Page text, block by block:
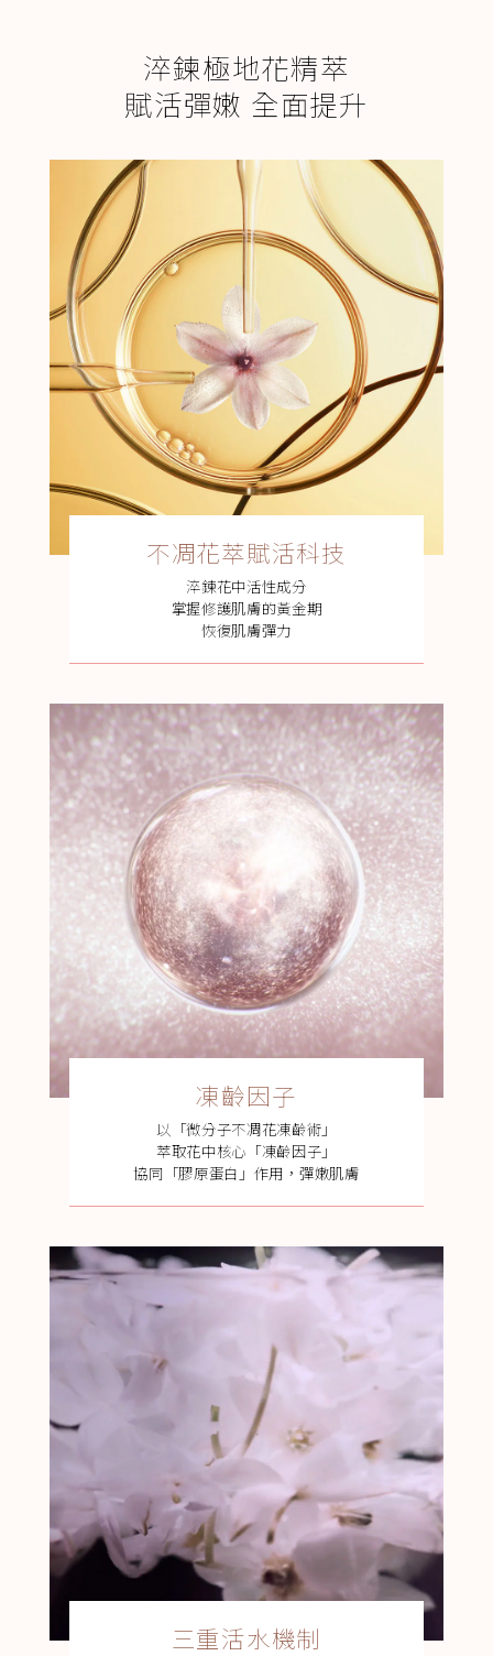
淬鍊極地花精萃
賦活彈嫩 全面提升
不凋花萃賦活科技
淬鍊花中活性成分
掌握修護肌膚的黃金期
恢復肌膚彈力
凍齡因子
以「微分子不凋花凍齡術」
萃取花中核心「凍齡因子」
協同「膠原蛋白」作用，彈嫩肌膚
三重活水機制